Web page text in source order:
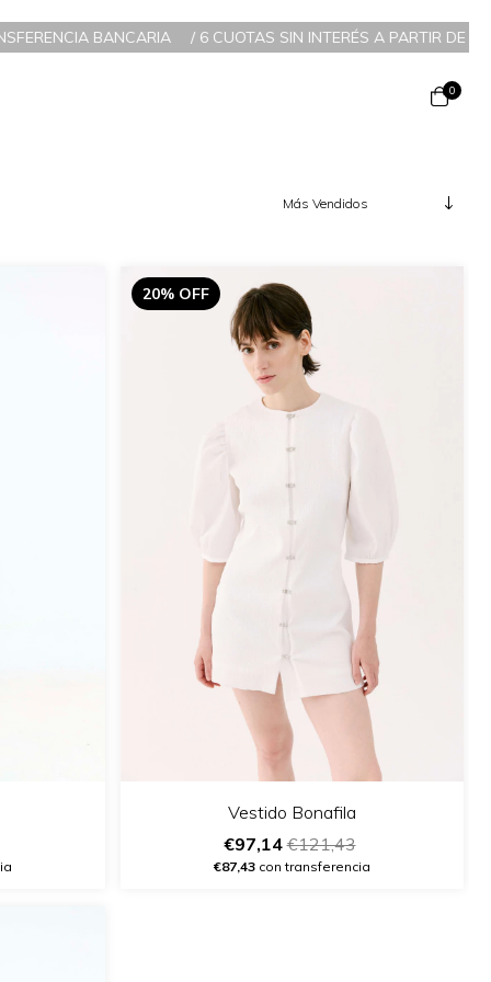
BANCARIA /6 CUOTAS SIN INTERÉS A PARTIR DE
0
20% OFF
Vestido Bonafila
€97,14€121,43
€87,43 con transferencia